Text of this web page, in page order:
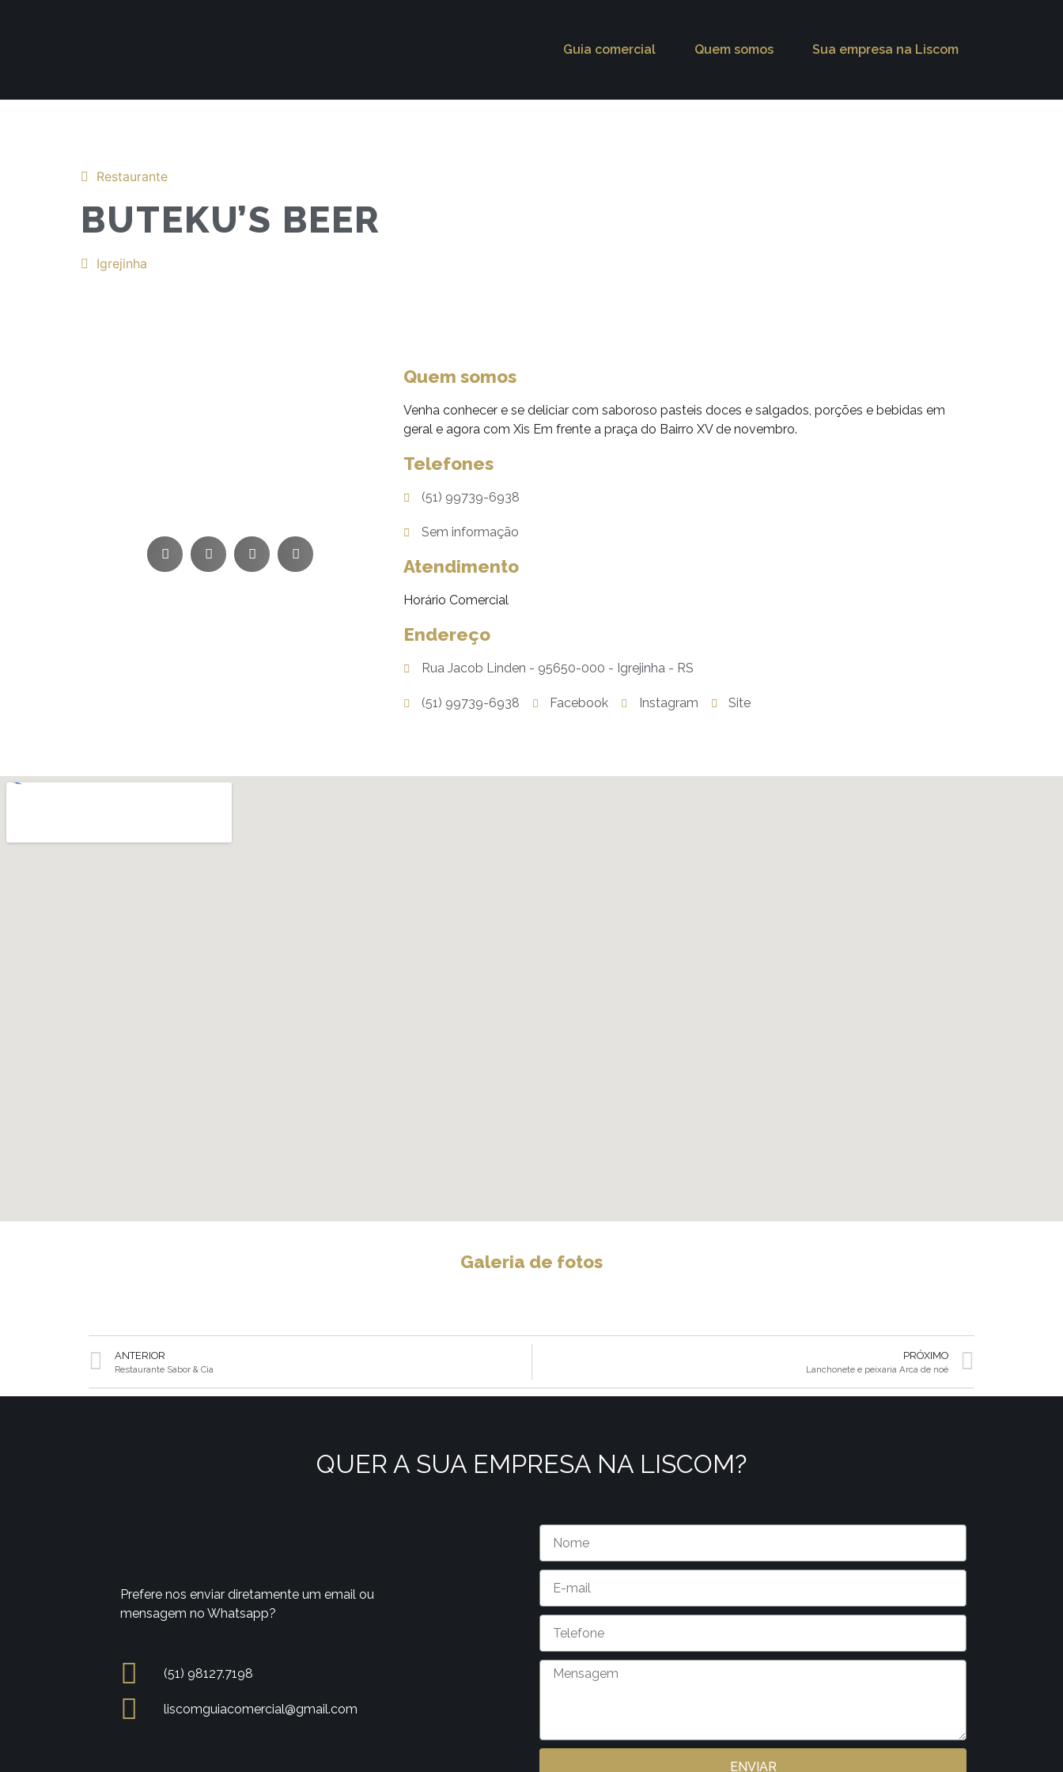
Guia comercial Quem somos Sua empresa na Liscom
Restaurante
BUTEKU’S BEER
Igrejinha
Quem somos
Venha conhecer e se deliciar com saboroso pasteis doces e salgados, porções e bebidas em
geral e agora com Xis Em frente a praça do Bairro XV de novembro.
Telefones
(51) 99739-6938
Sem informação
Atendimento
Horário Comercial
Endereço
Rua Jacob Linden - 95650-000 - Igrejinha - RS
(51) 99739-6938 Facebook Instagram Site
Galeria de fotos
ANTERIOR
Restaurante Sabor & Cia
PRÓXIMO
Lanchonete e peixaria Arca de noé
QUER A SUA EMPRESA NA LISCOM?
Prefere nos enviar diretamente um email ou
mensagem no Whatsapp?
(51) 98127.7198
liscomguiacomercial@gmail.com
ENVIAR